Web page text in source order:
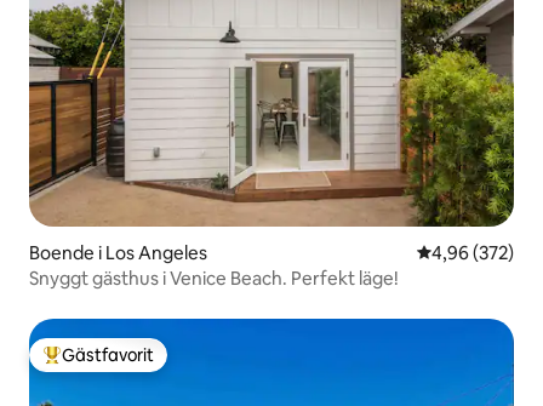
Boende i Los Angeles 4,96 av 5 i
4,96 (372)
Snyggt gästhus i Venice Beach. Perfekt läge!
Populär gästfavorit
Gästfavorit